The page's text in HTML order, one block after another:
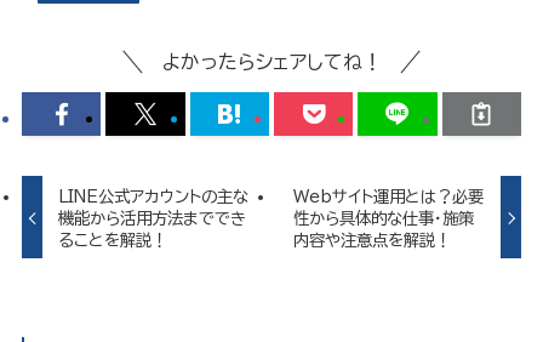
よかったらシェアしてね！
LINE公式アカウントの主な
機能から活用方法まででき
ることを解説！
Webサイト運用とは？必要
性から具体的な仕事・施策
内容や注意点を解説！